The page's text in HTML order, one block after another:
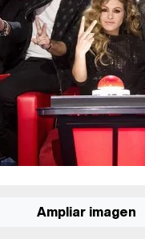
Ampliar imagen